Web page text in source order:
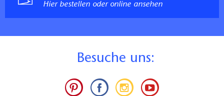
Hier bestellen oder online ansehen
Besuche uns: